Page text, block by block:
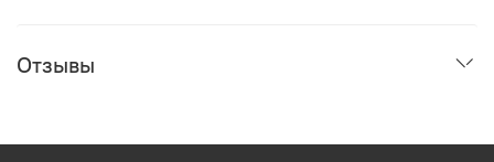
Отзывы